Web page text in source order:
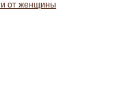
от женщины